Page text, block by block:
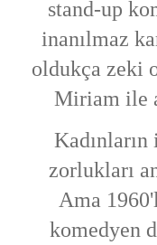
stand-up
inanılmaz
oldukça zeki
Miriam ile
Kadınların
zorlukları
Ama
komedyen